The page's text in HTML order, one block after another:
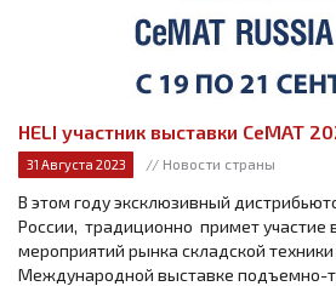
HELI участник выставки СеМАТ
31 Августа 2023 // Новости страны
В этом году эксклюзивный
России, традиционно примет участие
мероприятий рынка складской
Международной выставке подъемно-